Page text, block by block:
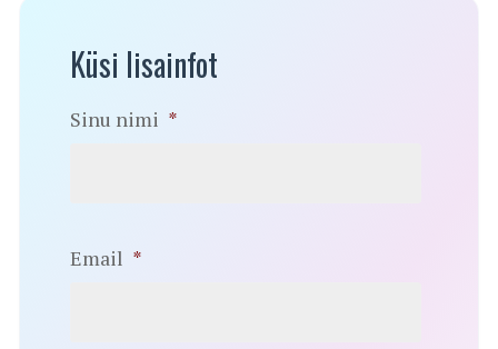
Küsi lisainfot
Sinu nimi *
Email *